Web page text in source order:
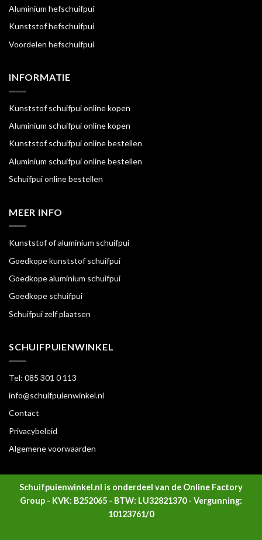
Aluminium hefschuifpui
Kunststof hefschuifpui
Voordelen hefschuifpui
INFORMATIE
Kunststof schuifpui online kopen
Aluminium schuifpui online kopen
Kunststof schuifpui online bestellen
Aluminium schuifpui online bestellen
Schuifpui online bestellen
MEER INFO
Kunststof of aluminium schuifpui
Goedkope kunststof schuifpui
Goedkope aluminium schuifpui
Goedkope schuifpui
Schuifpui zelf plaatsen
SCHUIFPUIENWINKEL
Tel: 085 301 0 113
info@schuifpuienwinkel.nl
Contact
Privacybeleid
Algemene voorwaarden
Schuifpuienwinkel.nl is onderdeel van de Online Factory
Group - KVK: B252065 - BTW: LU32821370 - Vergunning:
10123761/0